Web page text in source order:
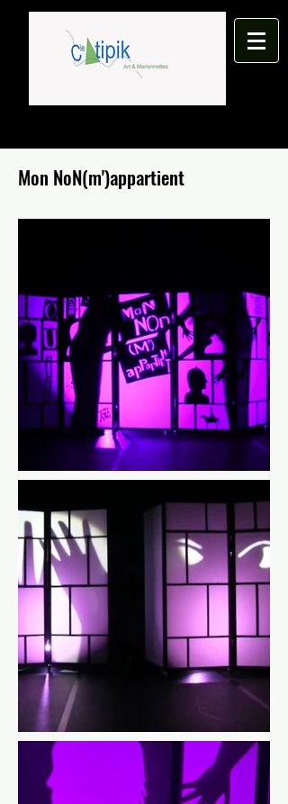
Mon NoN(m')appartient